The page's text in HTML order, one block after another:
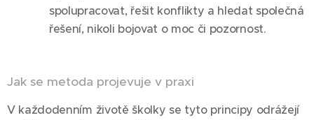
spolupracovat, řešit konflikty a hledat společná
řešení, nikoli bojovat o moc či pozornost.
Jak se metoda projevuje v praxi
V každodenním životě školky se tyto principy odrážejí